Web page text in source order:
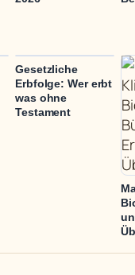
Gesetzliche
Erbfolge: Wer erbt
was ohne
Testament